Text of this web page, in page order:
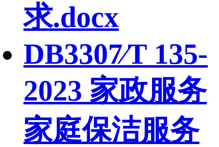
求.docx
DB3307∕T 135-
2023 家政服务
家庭保洁服务